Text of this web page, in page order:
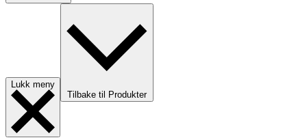
Lukk meny
Tilbake til Produkter